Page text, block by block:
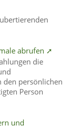
abrufen ➚
die
den persönlichen
Person
und